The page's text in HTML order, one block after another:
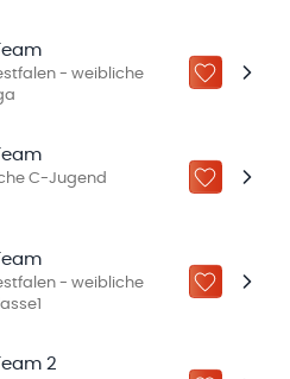
- weibliche
ZU „MEINE
C-Jugend
ZU „MEINE
- weibliche
ZU „MEINE
2